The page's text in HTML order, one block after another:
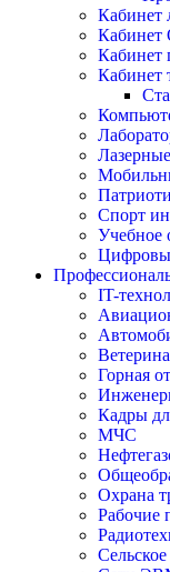
Кабинет
Кабинет
Кабинет
Спорт
Учебное
IT-
Горная
Кадры
МЧС
Охрана
Рабочие
Сельское